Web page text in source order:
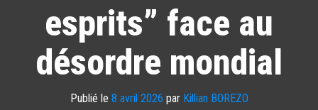
esprits” face au
désordre mondial
Publié le 8 avril 2026 par Killian BOREZO